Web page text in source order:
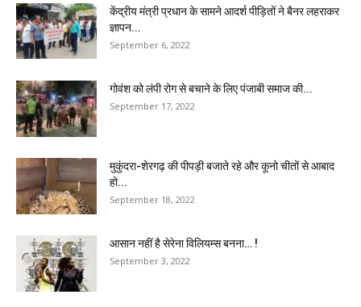
केंद्रीय मंत्री प्रधान के सामने आदर्श पीड़ितों ने बैनर लहराकर
ज्ञापन...
September 6, 2022
गोवंश को लंपी रोग से बचाने के लिए पंजाबी समाज की...
September 17, 2022
मुकुंदरा-शेरगढ़ की पीपड़ी बजाते रहे और कूनो चीतों से आबाद
हो...
September 18, 2022
आसान नहीं है सेरेना विलियम्स बनना… !
September 3, 2022